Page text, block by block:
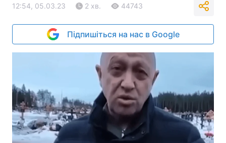
12:54, 05.03.23 2 хв. 44743
Підпишіться на нас в Google